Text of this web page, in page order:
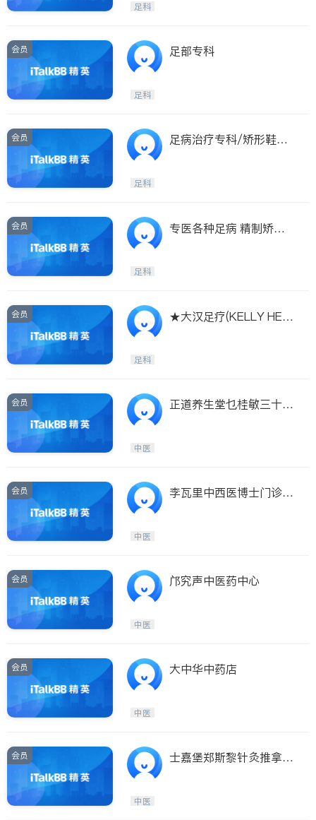
足科
会员 足部专科
足科
会员
足病治疗专科/矫形鞋垫/
足科
会员
专医各种足病 精制矫正
足科
会员
★大汉足疗(KELLY HEA
足科
会员
正道养生堂乜桂敏三十年
中医
会员
李瓦里中西医博士门诊中
中医
会员 邝究声中医药中心
中医
会员 大中华中药店
中医
会员
士嘉堡郑斯黎针灸推拿诊
中医